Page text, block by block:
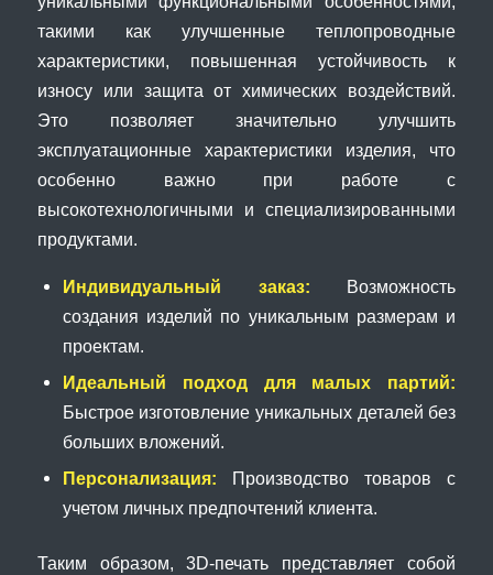
такими как улучшенные теплопроводные
характеристики, повышенная устойчивость к
износу или защита от химических воздействий.
Это позволяет значительно улучшить
эксплуатационные характеристики изделия, что
особенно важно при работе с
высокотехнологичными и специализированными
продуктами.
Индивидуальный заказ: Возможность
создания изделий по уникальным размерам и
проектам.
Идеальный подход для малых партий:
Быстрое изготовление уникальных деталей без
больших вложений.
Персонализация: Производство товаров с
учетом личных предпочтений клиента.
Таким образом, 3D-печать представляет собой